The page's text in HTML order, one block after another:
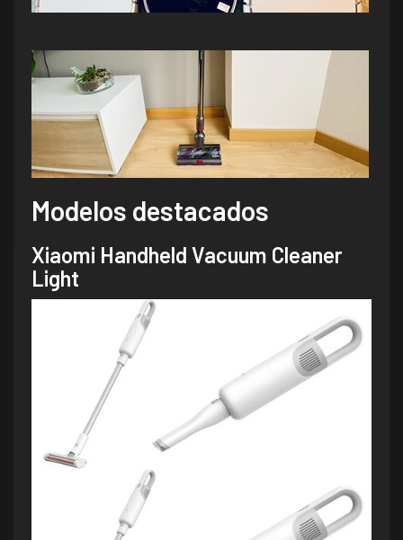
Modelos destacados
Xiaomi Handheld Vacuum Cleaner
Light